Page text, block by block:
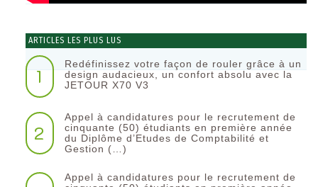
ARTICLES LES PLUS LUS
1
Redéfinissez votre façon de rouler grâce à un
design audacieux, un confort absolu avec la
JETOUR X70 V3
2
Appel à candidatures pour le recrutement de
cinquante (50) étudiants en première année
du Diplôme d’Etudes de Comptabilité et
Gestion (…)
Appel à candidatures pour le recrutement de